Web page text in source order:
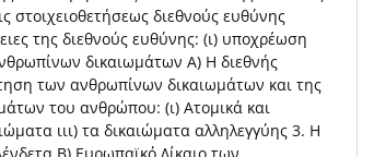
στοιχειοθετήσεως διεθνούς ευθύνης
της διεθνούς ευθύνης: (ι) υποχρέωση
δικαιωμάτων Α) Η διεθνής
των ανθρωπίνων δικαιωμάτων και της
του ανθρώπου: (ι) Ατομικά και
ιιι) τα δικαιώματα αλληλεγγύης 3. Η